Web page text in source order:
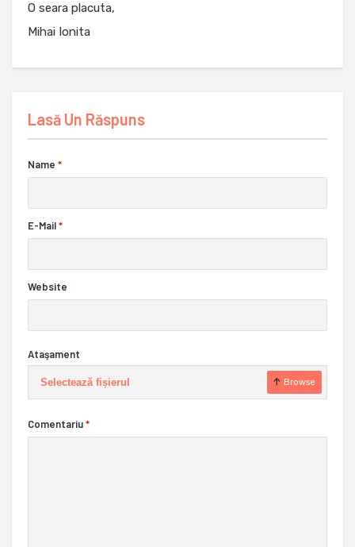
O seara placuta,
Mihai Ionita
Lasă Un Răspuns
Name *
E-Mail*
Website
Ataşament
Selectează fișierul Browse
Comentariu*